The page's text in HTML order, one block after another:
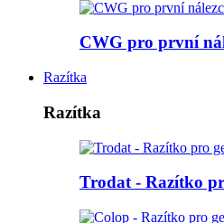
CWG pro první
Razítka
Razítka
Trodat - Razítko